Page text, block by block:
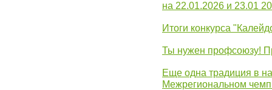
на 22.01.2026 и 23.01
Итоги конкурса
Ты нужен профсоюзу!
Еще одна традиция в
Межрегиональном